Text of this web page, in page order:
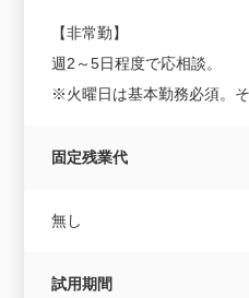
【非常勤】
週2～5日程度で応相談。
※火曜日は基本勤務必須。そ
固定残業代
無し
試用期間